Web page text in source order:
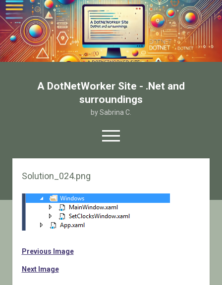
A DotNetWorker Site - .Net and
surroundings
by Sabrina C.
open
menu
twitterfacebook
email-form
Chi sono
Contatto
Solution_024.png
Previous Image
Next Image